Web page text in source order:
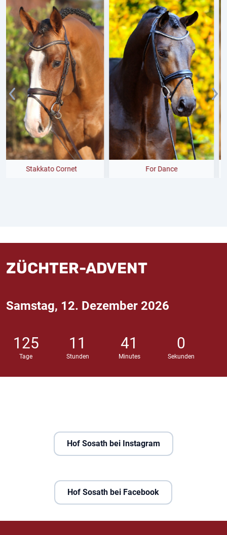
For Dance Diamant de Plaisir II
ZÜCHTER-ADVENT
Samstag, 12. Dezember 2026
125
Tage
11
Stunden
40
Minutes
59
Sekunden
Hof Sosath bei Instagram
Hof Sosath bei Facebook